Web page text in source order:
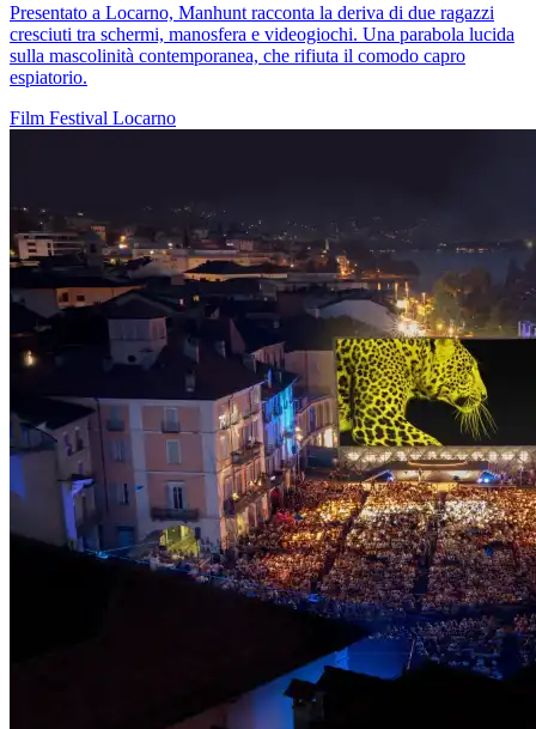
Presentato a Locarno, Manhunt racconta la deriva di due ragazzi
cresciuti tra schermi, manosfera e videogiochi. Una parabola lucida
sulla mascolinità contemporanea, che rifiuta il comodo capro
espiatorio.
Film Festival Locarno